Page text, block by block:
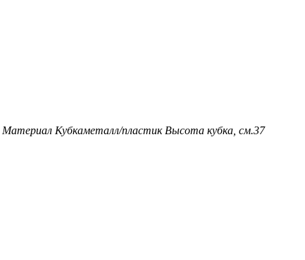
Материал Кубкаметалл/пластик Высота кубка, см.37